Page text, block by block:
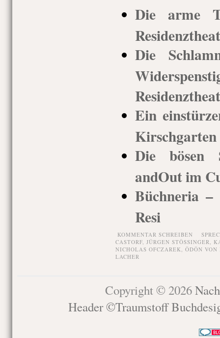
Die arme
Die
Ein
Kirschgarten
Die bösen
andOut im
Büchneria
Resi
KOMMENTAR SCHREIBEN
CASTORF, JÜRGEN STÖSSINGER,
NICHOLAS OFCZAREK, ÖDÖN VON
LACHER
Copyright © 2026
Header ©Traumstoff